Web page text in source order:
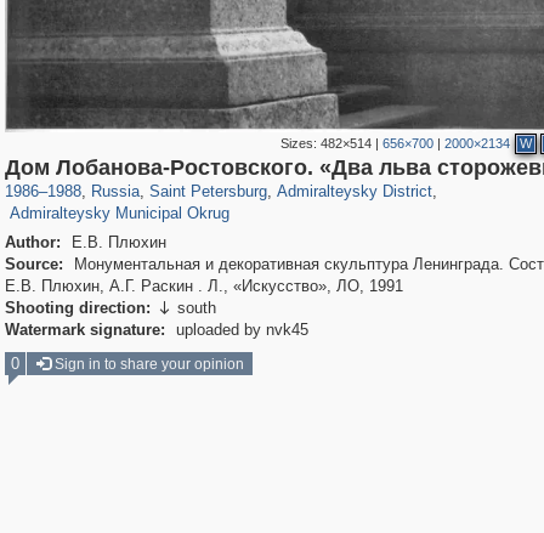
Sizes:482×514 |656×700 |2000×2134 W
Дом Лобанова-Ростовского. «Два льва
1986–1988, Russia
1,406,298 29,243
, Saint Petersburg
197,128 5,709
, Admiralteysky District
24,063 1,032
,
Admiralteysky Municipal Okrug
13,106 616
Author:
Е.В. Плюхин
Source:
Монументальная и декоративная скульптура Ленинграда.
Е.В. Плюхин, А.Г. Раскин . Л., «Искусство», ЛО, 1991
Shooting direction:  south
Watermark signature:
uploaded by nvk45
0
Sign in to share your opinion